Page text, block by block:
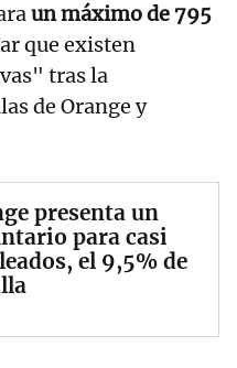
un máximo de 795
que existen
tras la
de Orange y
presenta un
para casi
el 9,5% de